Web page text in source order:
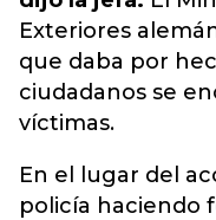
Exteriores
que daba por
ciudadanos se
víctimas.
En el lugar del
policía haciendo